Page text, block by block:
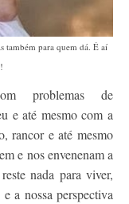
também para quem dá. É aí
problemas de
e até mesmo com a
rancor e até mesmo
e nos envenenam a
nada para viver,
a nossa perspectiva